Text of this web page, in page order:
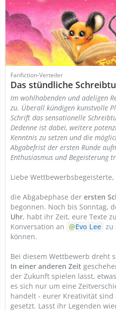
Fanfiction-Verteiler
Das stündliche
Im wohlhabenden und adeligen
zu. Überall kündigen kunstvolle
Schrift das sensationelle
Dedenne ist dabei, weitere
Kenntnis zu setzen und die
Abgabefrist der ersten Runde
Enthusiasmus und Begeisterung
Liebe Wettbewerbsbegeisterte,
die Abgabephase der ersten
begonnen. Noch bis Sonntag,
Uhr, habt ihr Zeit, eure Texte
Konversation an
Evo Lee zu
können.
Bei diesem Wettbewerb dreht
In einer anderen Zeit
der Zukunft spielen lasst,
es sich nur um eine
handelt - eurer Kreativität sind
gesetzt. Lasst ihr Legenden